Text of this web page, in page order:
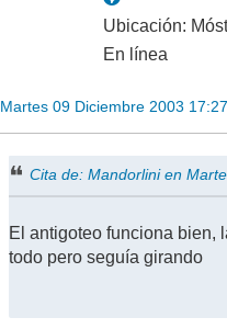
Ubicación:
En línea
Martes 09 Diciembre 2003
Cita de: Mandorlini en
El antigoteo funciona bien,
todo pero seguía girando